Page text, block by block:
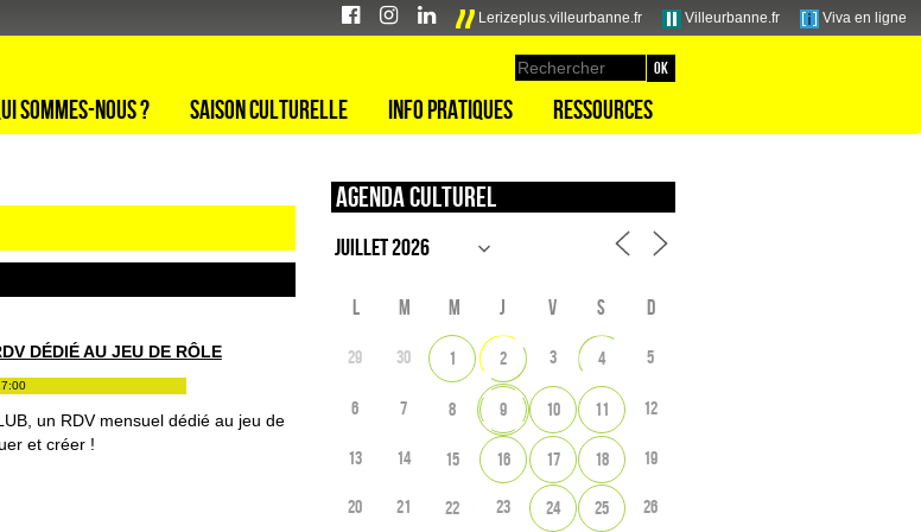
Lerizeplus.villeurbanne.fr Villeurbanne.fr Viva en ligne
sommes-nous ? Saison culturelle Info pratiques Ressources
DÉDIÉ AU JEU DE RÔLE
un RDV mensuel dédié au jeu de
et créer !
Agenda culturel
L M M J V S D
29 30 1 2 3 4 5
6 7 8 9 10 11 12
13 14 15 16 17 18 19
20 21 22 23 24 25 26